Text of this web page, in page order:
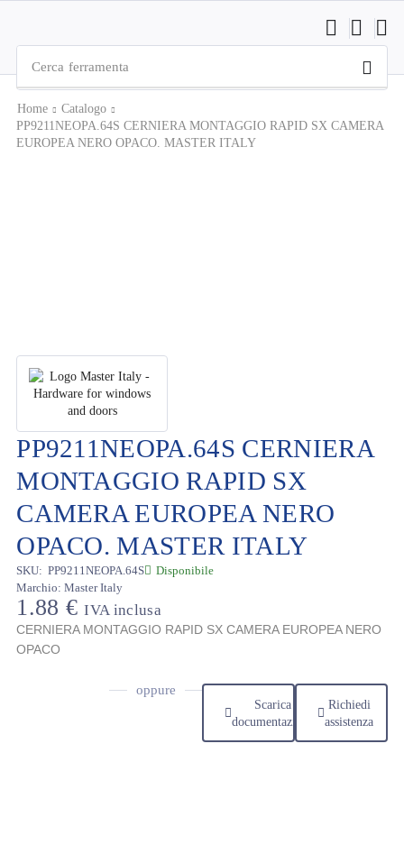
Cerca ferramenta
Home
Catalogo
PP9211NEOPA.64S CERNIERA MONTAGGIO RAPID SX CAMERA
EUROPEA NERO OPACO. MASTER ITALY
PP9211NEOPA.64S CERNIERA
MONTAGGIO RAPID SX
CAMERA EUROPEA NERO
OPACO. MASTER ITALY
SKU: PP9211NEOPA.64S
Marchio: Master Italy
Disponibile
1.88 € IVA inclusa
CERNIERA MONTAGGIO RAPID SX CAMERA EUROPEA NERO
OPACO
oppure
Scarica
documentazione
Richiedi
assistenza